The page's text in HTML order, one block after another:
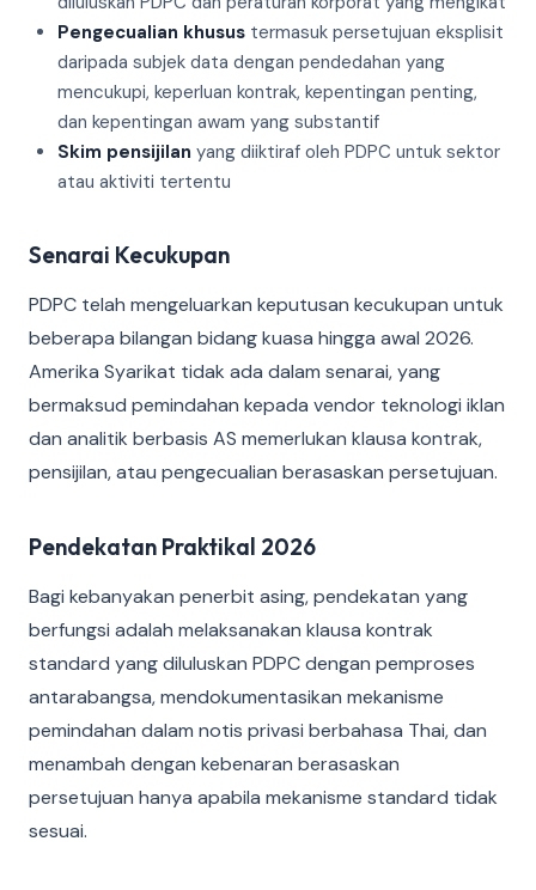
Pengecualian khusus termasuk persetujuan eksplisit
daripada subjek data dengan pendedahan yang
mencukupi, keperluan kontrak, kepentingan penting,
dan kepentingan awam yang substantif
Skim pensijilan yang diiktiraf oleh PDPC untuk sektor
atau aktiviti tertentu
Senarai Kecukupan
PDPC telah mengeluarkan keputusan kecukupan untuk
beberapa bilangan bidang kuasa hingga awal 2026.
Amerika Syarikat tidak ada dalam senarai, yang
bermaksud pemindahan kepada vendor teknologi iklan
dan analitik berbasis AS memerlukan klausa kontrak,
pensijilan, atau pengecualian berasaskan persetujuan.
Pendekatan Praktikal 2026
Bagi kebanyakan penerbit asing, pendekatan yang
berfungsi adalah melaksanakan klausa kontrak
standard yang diluluskan PDPC dengan pemproses
antarabangsa, mendokumentasikan mekanisme
pemindahan dalam notis privasi berbahasa Thai, dan
menambah dengan kebenaran berasaskan
persetujuan hanya apabila mekanisme standard tidak
sesuai.